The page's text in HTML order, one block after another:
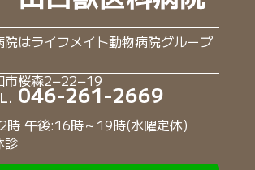
院はライフメイト動物病院グループ
市桜森2−22−19
046-261-2669
時 午後:16時～19時(水曜定休)
診